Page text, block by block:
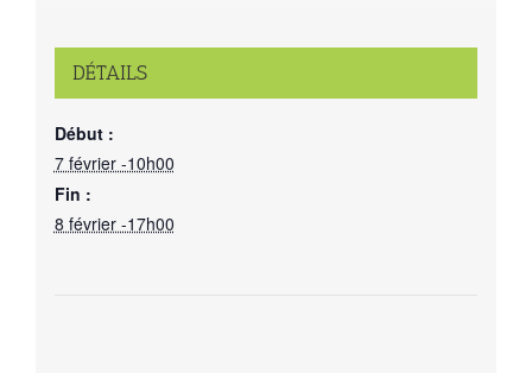
DÉTAILS
Début :
7 février -10h00
Fin :
8 février -17h00